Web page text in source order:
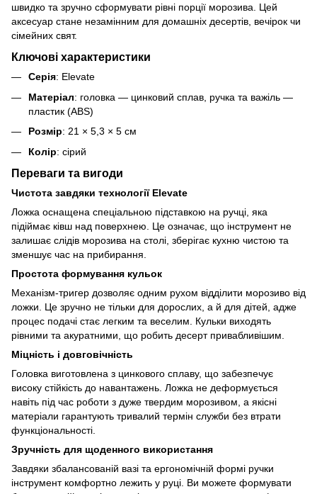
швидко та зручно сформувати рівні порції морозива. Цей
аксесуар стане незамінним для домашніх десертів, вечірок чи
сімейних свят.
Ключові характеристики
Серія: Elevate
Матеріал: головка — цинковий сплав, ручка та важіль —
пластик (ABS)
Розмір: 21 × 5,3 × 5 см
Колір: сірий
Переваги та вигоди
Чистота завдяки технології Elevate
Ложка оснащена спеціальною підставкою на ручці, яка
підіймає ківш над поверхнею. Це означає, що інструмент не
залишає слідів морозива на столі, зберігає кухню чистою та
зменшує час на прибирання.
Простота формування кульок
Механізм-тригер дозволяє одним рухом відділити морозиво від
ложки. Це зручно не тільки для дорослих, а й для дітей, адже
процес подачі стає легким та веселим. Кульки виходять
рівними та акуратними, що робить десерт привабливішим.
Міцність і довговічність
Головка виготовлена з цинкового сплаву, що забезпечує
високу стійкість до навантажень. Ложка не деформується
навіть під час роботи з дуже твердим морозивом, а якісні
матеріали гарантують тривалий термін служби без втрати
функціональності.
Зручність для щоденного використання
Завдяки збалансованій вазі та ергономічній формі ручки
інструмент комфортно лежить у руці. Ви можете формувати